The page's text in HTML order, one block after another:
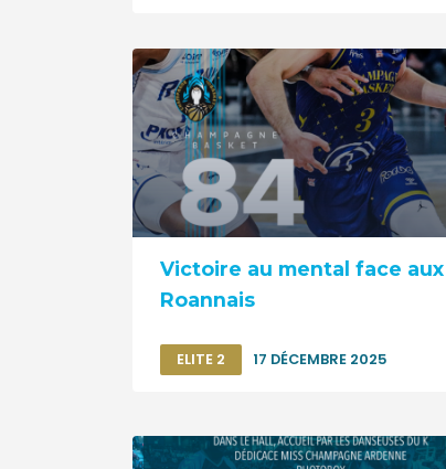
Victoire au mental face aux
Roannais
ELITE 2 17 DÉCEMBRE 2025